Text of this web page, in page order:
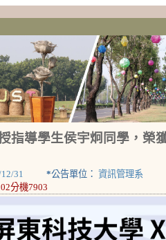
指導學生侯宇炯同學，
31 *公告單位： 資訊管理系
分機7903